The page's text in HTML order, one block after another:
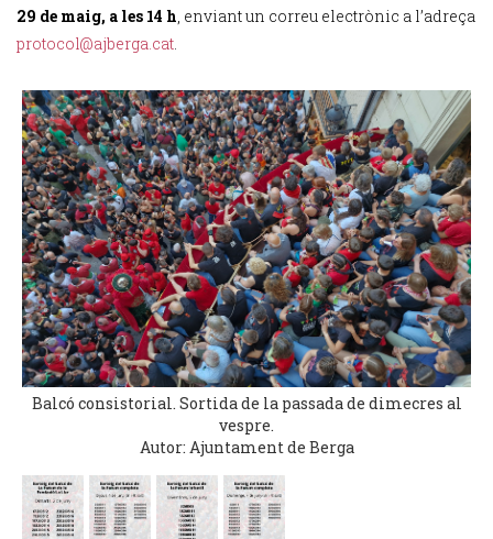
29 de maig, a les 14 h, enviant un correu electrònic a l’adreça
protocol@ajberga.cat.
Balcó consistorial. Sortida de la passada de dimecres al
vespre.
Autor: Ajuntament de Berga